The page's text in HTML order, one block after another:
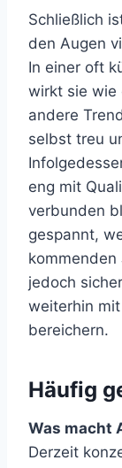
Schließlich
den Augen
In einer oft
wirkt sie wie
andere
selbst treu
eng mit
verbunden
gespannt,
kommenden
jedoch
weiterhin
bereichern.
Häufig
Was macht
Derzeit